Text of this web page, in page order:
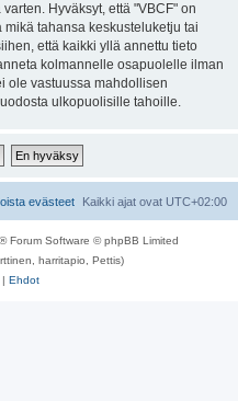
Hyväksyt, että "VBCF" on
tahansa keskusteluketju tai
että kaikki yllä annettu tieto
kolmannelle osapuolelle ilman
ole vastuussa mahdollisen
ulkopuolisille tahoille.
Kaikki ajat ovat UTC+02:00
evästeet
® Forum Software © phpBB Limited
harritapio, Pettis)
| Ehdot